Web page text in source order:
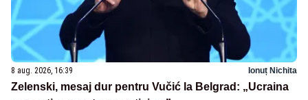
8 aug. 2026, 16:39 Ionuț Nichita
Zelenski, mesaj dur pentru Vučić la Belgrad: „Ucraina